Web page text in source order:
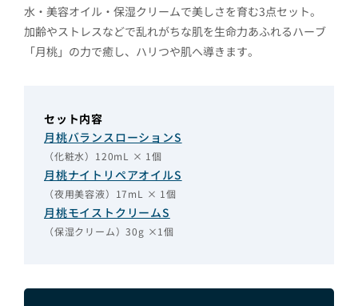
水・美容オイル・保湿クリームで美しさを育む3点セット。
加齢やストレスなどで乱れがちな肌を生命力あふれるハーブ
「月桃」の力で癒し、ハリつや肌へ導きます。
セット内容
月桃バランスローションS
（化粧水）120mL × 1個
月桃ナイトリペアオイルS
（夜用美容液）17mL × 1個
月桃モイストクリームS
（保湿クリーム）30g ×1個